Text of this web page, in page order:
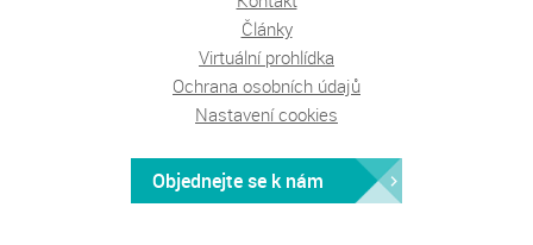
Články
Virtuální prohlídka
Ochrana osobních údajů
Nastavení cookies
Objednejte se k nám